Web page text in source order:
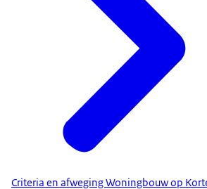
Criteria en afweging Woningbouw op